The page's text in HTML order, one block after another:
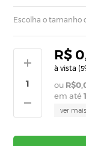
Escolha o tamanho
R$
à vista (5
em até
ver